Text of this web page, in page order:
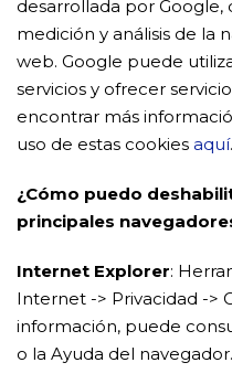
desarrollada por Google,
medición y análisis de la
web. Google puede
servicios y ofrecer
encontrar más
uso de estas cookies aquí.
¿Cómo puedo
principales
Internet Explorer:
Internet -> Privacidad ->
información, puede
o la Ayuda del navegador.